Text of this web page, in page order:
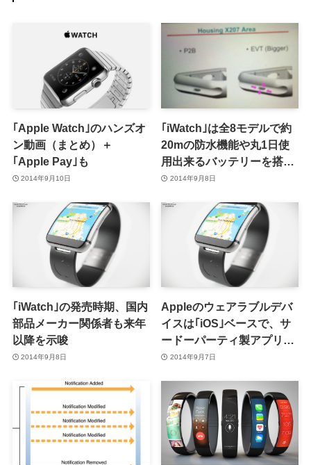
｢Apple Watch｣のハンズオ
ン動画（まとめ）＋
｢Apple Pay｣も
2014年9月10日
｢iWatch｣は全8モデルで約
20mの防水機能や丸1日使
用出来るバッテリーを搭載
か ｰ 部品のCAD画面の写真
2014年9月8日
｢iWatch｣の発売時期、国内
部品メーカー関係者も来年
以降を示唆
2014年9月8日
Appleのウェアラブルデバ
イスは｢iOS｣ベースで、サ
ードーパーティ製アプリを
起動可能
2014年9月7日